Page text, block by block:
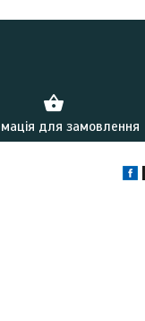
для замовлення